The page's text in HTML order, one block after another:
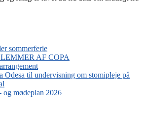
sommerferie
AF COPA
Odesa til undervisning om stomipleje på
mødeplan 2026